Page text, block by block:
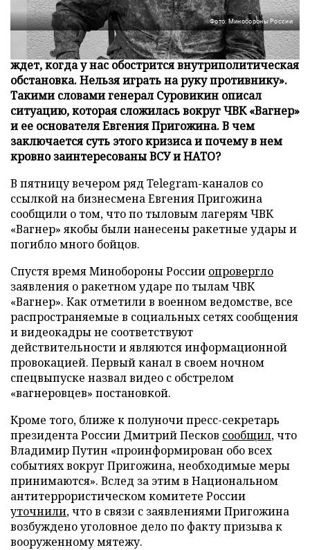
Фото: Минобороны России
«Я призываю остановиться, противник только и
ждет, когда у нас обострится внутриполитическая
обстановка. Нельзя играть на руку противнику».
Такими словами генерал Суровикин описал
ситуацию, которая сложилась вокруг ЧВК «Вагнер»
и ее основателя Евгения Пригожина. В чем
заключается суть этого кризиса и почему в нем
кровно заинтересованы ВСУ и НАТО?
В пятницу вечером ряд Telegram-каналов со
ссылкой на бизнесмена Евгения Пригожина
сообщили о том, что по тыловым лагерям ЧВК
«Вагнер» якобы были нанесены ракетные удары и
погибло много бойцов.
Спустя время Минобороны России опровергло
заявления о ракетном ударе по тылам ЧВК
«Вагнер». Как отметили в военном ведомстве, все
распространяемые в социальных сетях сообщения
и видеокадры не соответствуют
действительности и являются информационной
провокацией. Первый канал в своем ночном
спецвыпуске назвал видео с обстрелом
«вагнеровцев» постановкой.
Кроме того, ближе к полуночи пресс-секретарь
президента России Дмитрий Песков сообщил, что
Владимир Путин «проинформирован обо всех
событиях вокруг Пригожина, необходимые меры
принимаются». Вслед за этим в Национальном
антитеррористическом комитете России
уточнили, что в связи с заявлениями Пригожина
возбуждено уголовное дело по факту призыва к
вооруженному мятежу.